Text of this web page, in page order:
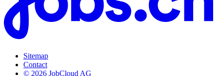
Sitemap
Contact
© 2026 JobCloud AG